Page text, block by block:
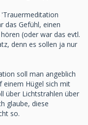
das Gefühl, einen
(oder war das evtl.
denn es sollen ja nur
soll man angeblich
einem Hügel sich mit
über Lichtstrahlen über
glaube, diese
so.